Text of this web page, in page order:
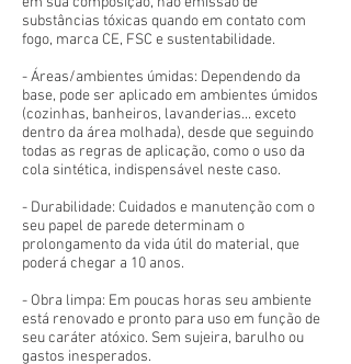
substâncias tóxicas quando em contato com
fogo, marca CE, FSC e sustentabilidade.
- Áreas/ambientes úmidas: Dependendo da
base, pode ser aplicado em ambientes úmidos
(cozinhas, banheiros, lavanderias... exceto
dentro da área molhada), desde que seguindo
todas as regras de aplicação, como o uso da
cola sintética, indispensável neste caso.
- Durabilidade: Cuidados e manutenção com o
seu papel de parede determinam o
prolongamento da vida útil do material, que
poderá chegar a 10 anos.
- Obra limpa: Em poucas horas seu ambiente
está renovado e pronto para uso em função de
seu caráter atóxico. Sem sujeira, barulho ou
gastos inesperados.